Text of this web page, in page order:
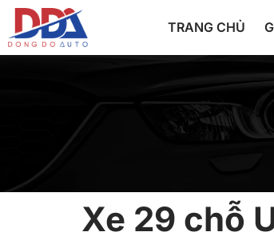
TRANG CHỦ
Xe 29 chỗ